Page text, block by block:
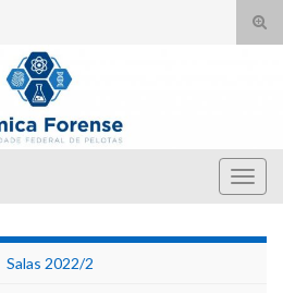
Salas 2022/2